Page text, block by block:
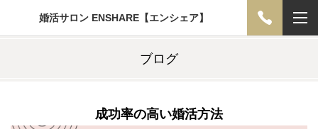
婚活サロン ENSHARE【エンシェア】
ブログ
成功率の高い婚活方法